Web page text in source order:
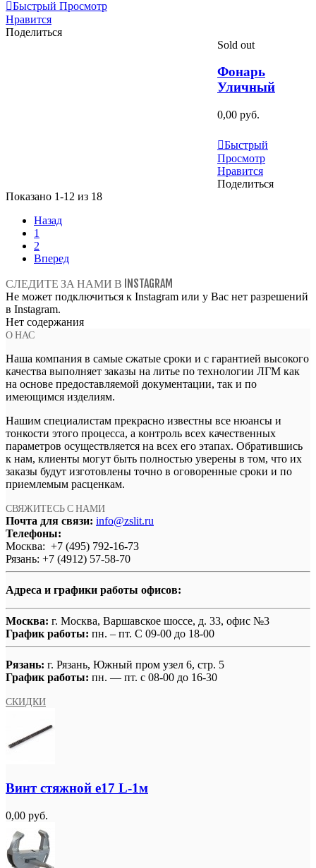
Быстрый Просмотр
Нравится
Поделиться
Sold out
Фонарь
Уличный
0,00 руб.
Быстрый
Просмотр
Нравится
Поделиться
Показано 1-12 из 18
Назад
1
2
Вперед
СЛЕДИТЕ ЗА НАМИ В INSTAGRAM
Не может подключиться к Instagram или у Вас нет разрешений
в Instagram.
Нет содержания
О НАС
Наша компания в самые сжатые сроки и с гарантией высокого
качества выполняет заказы на литье по технологии ЛГМ как
на основе предоставляемой документации, так и по
имеющимся изделиям.
Нашим специалистам прекрасно известны все нюансы и
тонкости этого процесса, а контроль всех качественных
параметров осуществляется на всех его этапах. Обратившись
к нам, клиенты могут быть полностью уверены в том, что их
заказы будут изготовлены точно в оговоренные сроки и по
приемлемым расценкам.
СВЯЖИТЕСЬ С НАМИ
Почта для связи: info@zslit.ru
Телефоны:
Москва: +7 (495) 792-16-73
Рязань: +7 (4912) 57-58-70
Адреса и графики работы офисов:
Москва: г. Москва, Варшавское шоссе, д. 33, офис №3
График работы: пн. – пт. С 09-00 до 18-00
Рязань: г. Рязань, Южный пром узел 6, стр. 5
График работы: пн. — пт. с 08-00 до 16-30
СКИДКИ
Винт стяжной e17 L-1м
0,00 руб.